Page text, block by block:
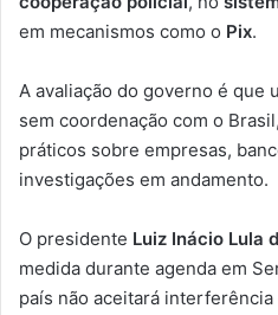
em mecanismos como o Pix.
A avaliação do governo é que
sem coordenação com o
práticos sobre empresas,
investigações em andamento.
O presidente Luiz Inácio Lula
medida durante agenda em
país não aceitará